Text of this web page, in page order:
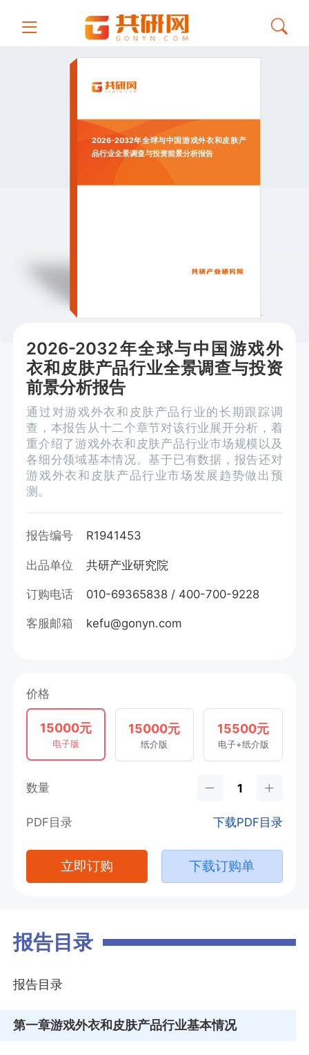
2026-2032年全球与中国游戏外衣和皮肤产
品行业全景调查与投资前景分析报告
2026-2032年全球与中国游戏外
衣和皮肤产品行业全景调查与投资
前景分析报告
通过对游戏外衣和皮肤产品行业的长期跟踪调
查，本报告从十二个章节对该行业展开分析，着
重介绍了游戏外衣和皮肤产品行业市场规模以及
各细分领域基本情况。基于已有数据，报告还对
游戏外衣和皮肤产品行业市场发展趋势做出预
测。
报告编号 R1941453
出品单位 共研产业研究院
订购电话 010-69365838 / 400-700-9228
客服邮箱 kefu@gonyn.com
价格
15000元
电子版
15000元
纸介版
15500元
电子+纸介版
数量
PDF目录 下载PDF目录
立即订购 下载订购单
报告目录
报告目录
第一章游戏外衣和皮肤产品行业基本情况